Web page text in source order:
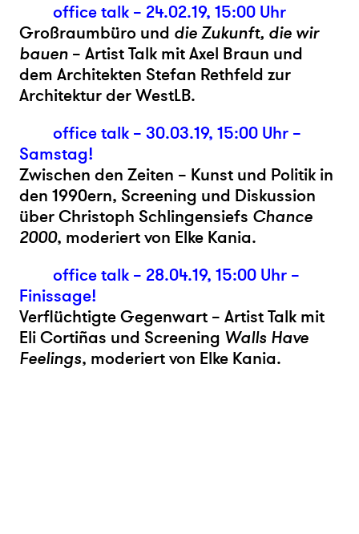
office talk – 24.02.19, 15:00 Uhr
Großraumbüro und die Zukunft, die wir
bauen – Artist Talk mit Axel Braun und
dem Architekten Stefan Rethfeld zur
Architektur der WestLB.
office talk – 30.03.19, 15:00 Uhr –
Samstag!
Zwischen den Zeiten – Kunst und Politik in
den 1990ern, Screening und Diskussion
über Christoph Schlingensiefs Chance
2000, moderiert von Elke Kania.
office talk – 28.04.19, 15:00 Uhr –
Finissage!
Verflüchtigte Gegenwart – Artist Talk mit
Eli Cortiñas und Screening Walls Have
Feelings, moderiert von Elke Kania.